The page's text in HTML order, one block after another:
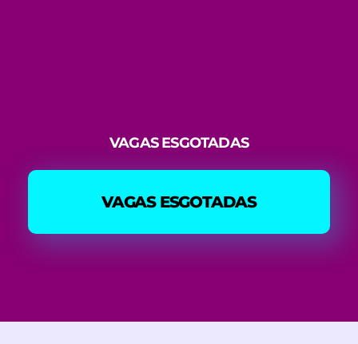
VAGAS ESGOTADAS
VAGAS ESGOTADAS